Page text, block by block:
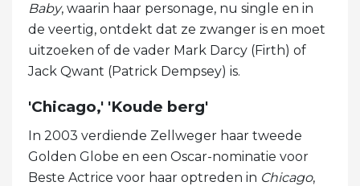
Baby, waarin haar personage, nu single en in
de veertig, ontdekt dat ze zwanger is en moet
uitzoeken of de vader Mark Darcy (Firth) of
Jack Qwant (Patrick Dempsey) is.
'Chicago,' 'Koude berg'
In 2003 verdiende Zellweger haar tweede
Golden Globe en een Oscar-nominatie voor
Beste Actrice voor haar optreden in Chicago,